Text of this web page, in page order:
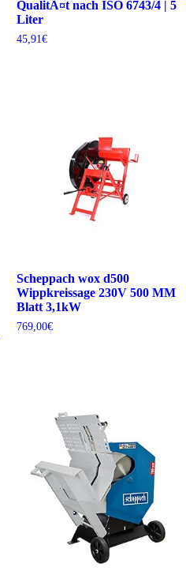
QualitÃ¤t nach ISO 6743/4 | 5
Liter
45,91€
Scheppach wox d500
Wippkreissage 230V 500 MM
Blatt 3,1kW
769,00€